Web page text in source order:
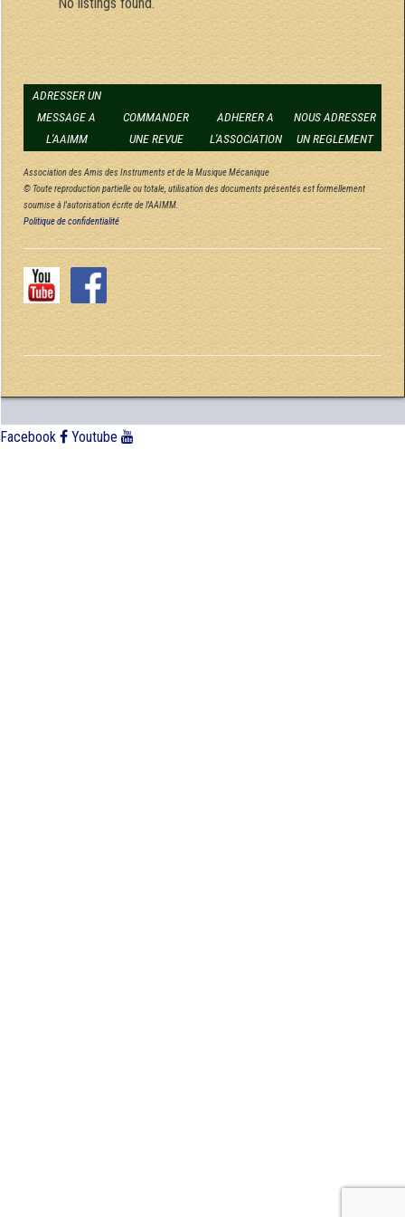
ADRESSER UN
MESSAGE A
L'AAIMM
COMMANDER
UNE REVUE
ADHERER A
L'ASSOCIATION
NOUS ADRESSER
UN REGLEMENT
Association des Amis des Instruments et de la Musique Mécanique
© Toute reproduction partielle ou totale, utilisation des documents présentés est formellement
soumise à l'autorisation écrite de l'AAIMM.
Politique de confidentialité
Facebook Youtube